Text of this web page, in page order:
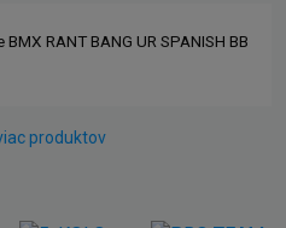
RANT BANG UR SPANISH BB
produktov